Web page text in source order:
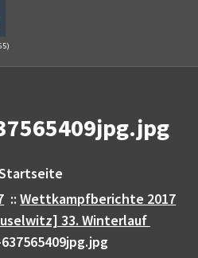
::Wettkampfberichte 2017
33. Winterlauf